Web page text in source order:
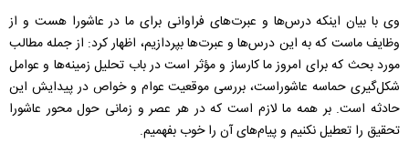
وی با بیان اینکه درس‌ها و عبرت‌های فراوانی برای ما در عاشورا هست و از
وظایف ماست که به این درس‌ها و عبرت‌ها بپردازیم، اظهار کرد: از جمله مطالب
مورد بحث که برای امروز ما کارساز و مؤثر است در باب تحلیل زمینه‌ها و عوامل
شکل‌گیری حماسه عاشوراست، بررسی موقعیت عوام و خواص در پیدایش این
حادثه است.بر همه ما لازم است که در هر عصر و زمانی حول محور عاشورا
تحقیق را تعطیل نکنیم و پیام‌های آن را خوب بفهمیم.